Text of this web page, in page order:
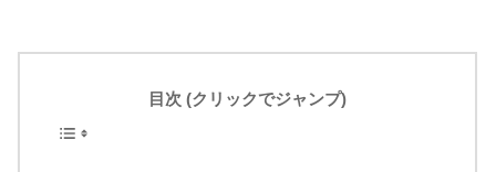
目次 (クリックでジャンプ)